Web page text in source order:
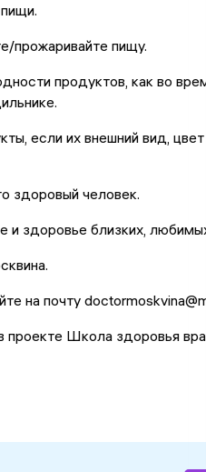
прожаривайте пищу.
продуктов, как во
если их внешний вид,
здоровый человек.
и здоровье близких,
на почту
проекте Школа здоровья